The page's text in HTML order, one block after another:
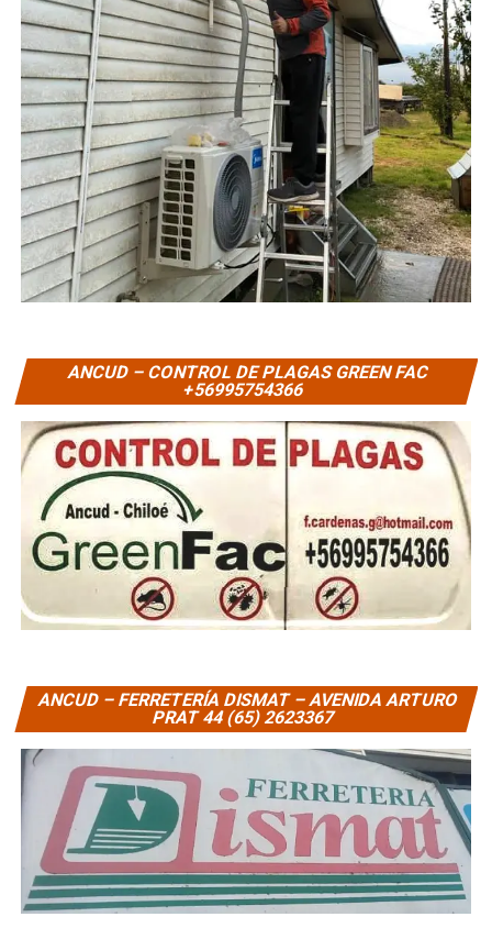
ANCUD – CONTROL DE PLAGAS GREEN FAC
+56995754366
ANCUD – FERRETERÍA DISMAT – AVENIDA ARTURO
PRAT 44 (65) 2623367